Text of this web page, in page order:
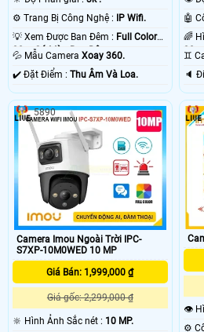
⚙ Trang Bị Công Nghệ :
IP Wifi.
💡 Xem Được Ban Đêm : Full Color
30m Có Màu Ban Ðêm.
💦 Mẫu Camera Xoay 360.
️✔️ Đặt Điểm : Thu Âm Và Loa.
Camera Imou Ngoài Trời IPC-
S7XP-10M0WED 10 MP
Giá Bán: 1,999,000 ₫
Giá gốc: 2,299,000 ₫
🔆 Hình Ảnh Sắc nét : 10 MP.
5890
👁
.